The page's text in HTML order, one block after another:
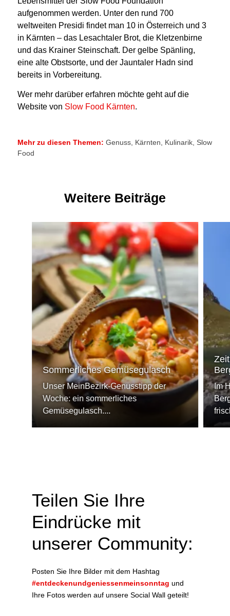
aufgenommen werden. Unter den rund 700
weltweiten Presidi findet man 10 in Österreich und 3
in Kärnten – das Lesachtaler Brot, die Kletzenbirne
und das Krainer Steinschaft. Der gelbe Spänling,
eine alte Obstsorte, und der Jauntaler Hadn sind
bereits in Vorbereitung.
Wer mehr darüber erfahren möchte geht auf die
Website von Slow Food Kärnten.
Mehr zu diesen Themen: Genuss, Kärnten Kulinarik, Slow
Food
Weitere Beiträge
Sommerliches Gemüsegulasch
Unser MeinBezirk-Genusstipp der
Woche: ein sommerliches
Gemüsegulasch....
Im
Teilen Sie Ihre
Eindrücke mit
unserer Community:
Posten Sie Ihre Bilder mit dem Hashtag
#entdeckenundgeniessenmeinsonntag und
Ihre Fotos werden auf unsere Social Wall geteilt!